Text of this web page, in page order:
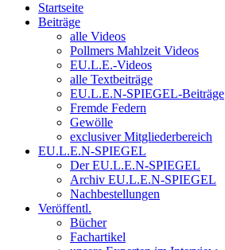
Startseite
Beiträge
alle Videos
Pollmers Mahlzeit Videos
EU.L.E.-Videos
alle Textbeiträge
EU.L.E.N-SPIEGEL-Beiträge
Fremde Federn
Gewölle
exclusiver Mitgliederbereich
EU.L.E.N-SPIEGEL
Der EU.L.E.N-SPIEGEL
Archiv EU.L.E.N-SPIEGEL
Nachbestellungen
Veröffentl.
Bücher
Fachartikel